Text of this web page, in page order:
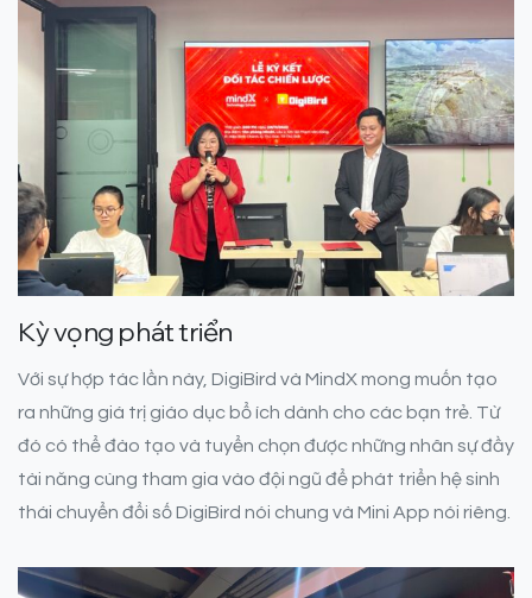
Kỳ vọng phát triển
Với sự hợp tác lần này, DigiBird và MindX mong muốn tạo
ra những giá trị giáo dục bổ ích dành cho các bạn trẻ. Từ
đó có thể đào tạo và tuyển chọn được những nhân sự đầy
tài năng cùng tham gia vào đội ngũ để phát triển hệ sinh
thái chuyển đổi số DigiBird nói chung và Mini App nói riêng.